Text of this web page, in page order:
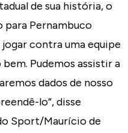
de sua história, o
para Pernambuco
contra uma equipe
Pudemos assistir a
dados de nosso
lo”, disse
Sport/Maurício de